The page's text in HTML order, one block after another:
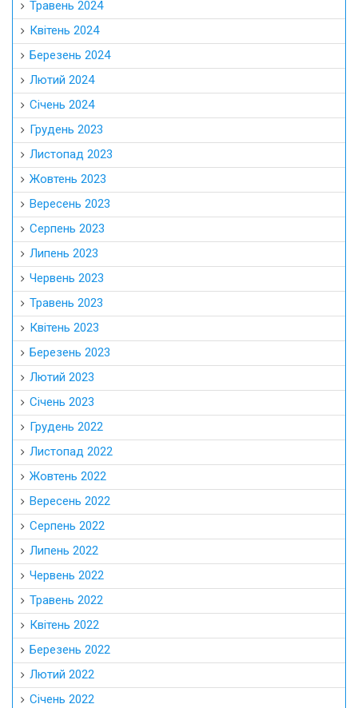
Травень 2024
Квітень 2024
Березень 2024
Лютий 2024
Січень 2024
Грудень 2023
Листопад 2023
Жовтень 2023
Вересень 2023
Серпень 2023
Липень 2023
Червень 2023
Травень 2023
Квітень 2023
Березень 2023
Лютий 2023
Січень 2023
Грудень 2022
Листопад 2022
Жовтень 2022
Вересень 2022
Серпень 2022
Липень 2022
Червень 2022
Травень 2022
Квітень 2022
Березень 2022
Лютий 2022
Січень 2022